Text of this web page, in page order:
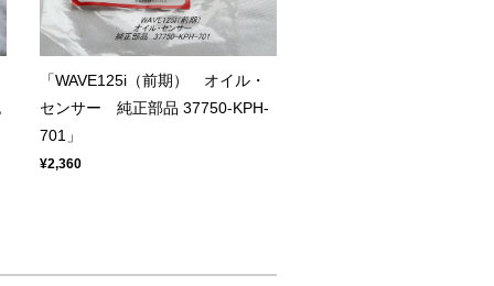
「WAVE125i（前期） オイル・
センサー 純正部品 37750-KPH-
701」
¥2,360